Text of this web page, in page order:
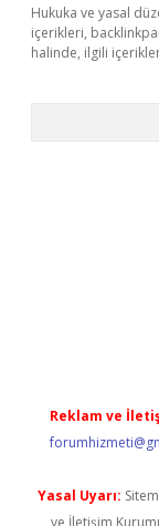
Hukuka ve yasal
içerikleri,
halinde, ilgili
Reklam ve
Yasal Uyarı:
ve İletişim